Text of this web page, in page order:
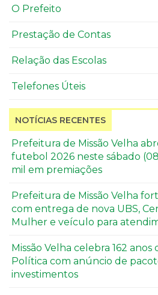
O Prefeito
Prestação de Contas
Relação das Escolas
Telefones Úteis
NOTÍCIAS RECENTES
Prefeitura de Missão Velha
futebol 2026 neste sábado
mil em premiações
Prefeitura de Missão Velha
com entrega de nova UBS,
Mulher e veículo para
Missão Velha celebra 162
Política com anúncio de
investimentos